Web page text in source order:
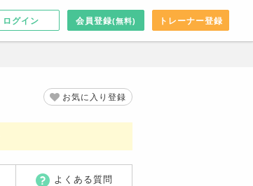
ログイン 会員登録(無料) トレーナー登録
お気に入り登録
よくある質問